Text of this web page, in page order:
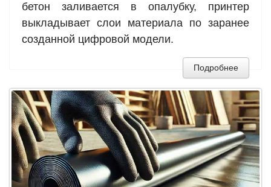
бетон заливается в опалубку, принтер
выкладывает слои материала по заранее
созданной цифровой модели.
Подробнее